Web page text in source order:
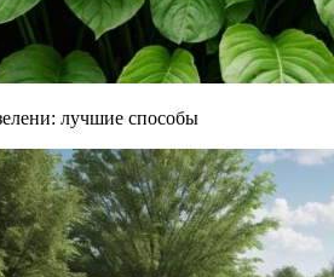
лучшие способы